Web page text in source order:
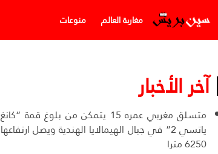
مغاربة العالم منوعات
آخر الأخبار
متسلق مغربي عمره 15 يتمكن من بلوغ قمة “كانغ
ياتسي 2” في جبال الهيمالايا الهندية ويصل ارتفاعها
6250 مترا